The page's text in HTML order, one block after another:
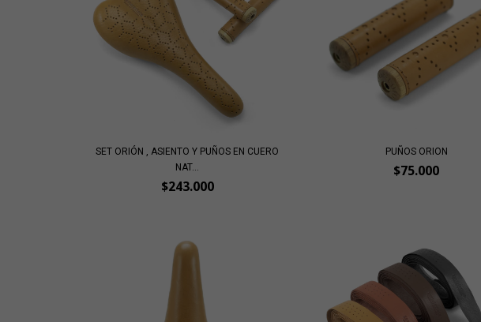
SET ORIÓN , ASIENTO Y PUÑOS EN CUERO
NAT...
$243.000
PUÑOS ORION
$75.000